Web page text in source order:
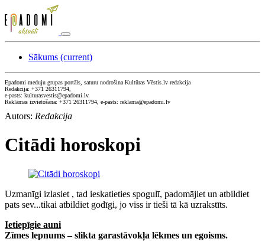
Sākums (current)
Epadomi meduju grupas portāls, saturu nodrošina Kultūras Vēstis.lv redakcija
Redakcija: +371 26311794,
e-pasts: kulturasvestis@epadomi.lv.
Reklāmas izvietošana: +371 26311794, e-pasts: reklama@epadomi.lv
Autors: Redakcija
Citādi horoskopi
Uzmanīgi izlasiet , tad ieskatieties spogulī, padomājiet un atbildiet
pats sev...tikai atbildiet godīgi, jo viss ir tieši tā kā uzrakstīts.
Ietiepīgie auni
Zīmes lepnums – slikta garastāvokļa lēkmes un egoisms.